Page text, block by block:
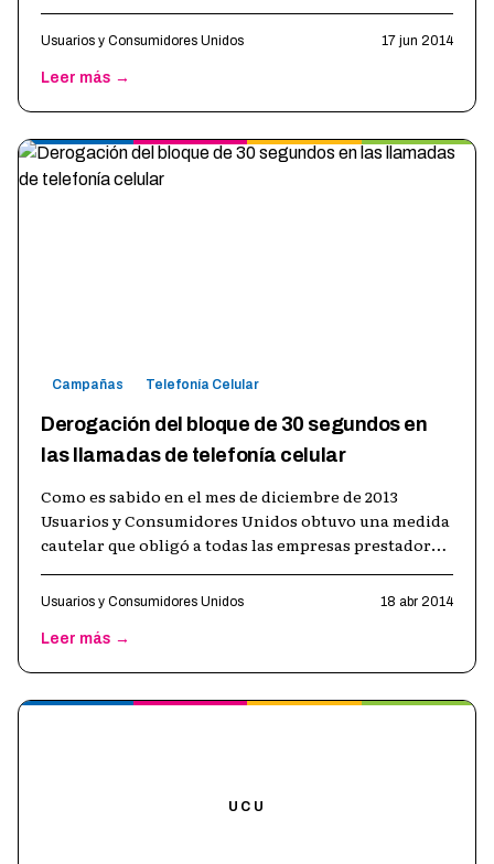
Usuarios y Consumidores Unidos 17 jun 2014
Leer más →
Campañas Telefonía Celular
Derogación del bloque de 30 segundos en
las llamadas de telefonía celular
Como es sabido en el mes de diciembre de 2013
Usuarios y Consumidores Unidos obtuvo una medida
cautelar que obligó a todas las empresas prestadoras
Usuarios y Consumidores Unidos 18 abr 2014
Leer más →
UCU